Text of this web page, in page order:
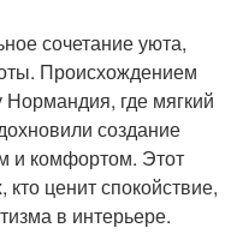
сочетание уюта,
Происхождением
где мягкий
создание
и комфортом. Этот
ценит спокойствие,
в интерьере.